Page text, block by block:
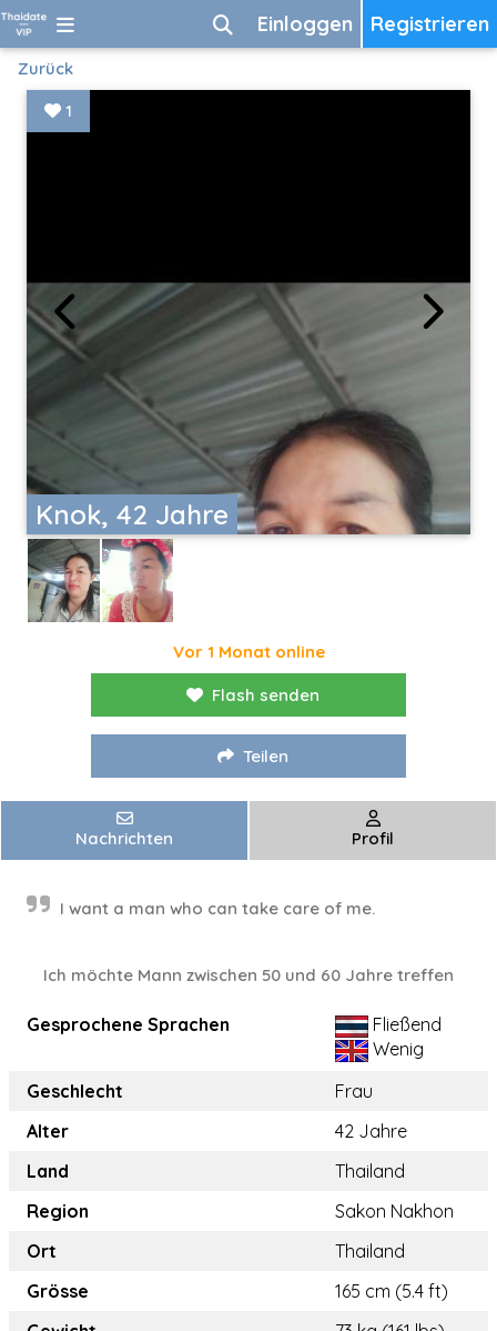
Registrieren
Einloggen
Zurück
Knok, 42 Jahre
1
Vor 1 Monat online
Flash senden
Teilen
Nachrichten Profil
I want a man who can take care of me.
Ich möchte Mann zwischen 50 und 60 Jahre treffen
Gesprochene Sprachen
Fließend
Wenig
Geschlecht
Frau
Alter
42 Jahre
Land
Thailand
Region
Sakon Nakhon
Ort
Thailand
Grösse
165 cm (5.4 ft)